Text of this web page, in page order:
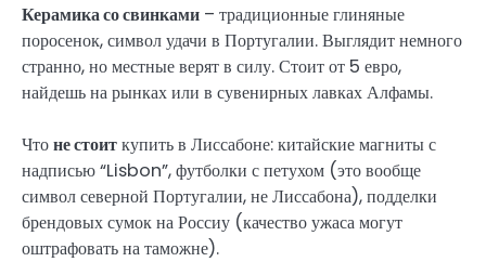
Керамика со свинками – традиционные глиняные
поросенок, символ удачи в Португалии. Выглядит немного
странно, но местные верят в силу. Стоит от 5 евро,
найдешь на рынках или в сувенирных лавках Алфамы.
Чтоне стоиткупить в Лиссабоне: китайские магниты с
надписью “Lisbon”, футболки с петухом (это вообще
символ северной Португалии, не Лиссабона), подделки
брендовых сумок на Россиу (качество ужаса могут
оштрафовать на таможне).